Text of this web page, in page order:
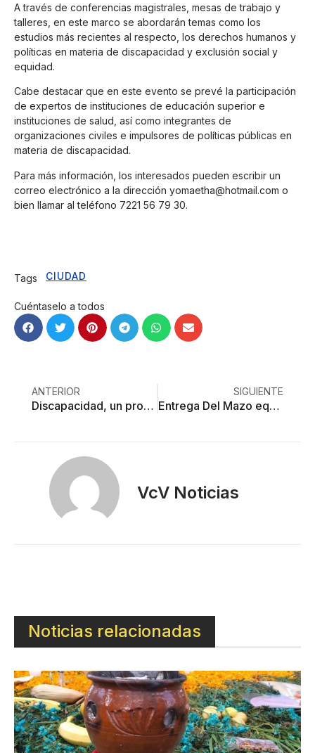
A través de conferencias magistrales, mesas de trabajo y
talleres, en este marco se abordarán temas como los
estudios más recientes al respecto, los derechos humanos y
políticas en materia de discapacidad y exclusión social y
equidad.
Cabe destacar que en este evento se prevé la participación
de expertos de instituciones de educación superior e
instituciones de salud, así como integrantes de
organizaciones civiles e impulsores de políticas públicas en
materia de discapacidad.
Para más información, los interesados pueden escribir un
correo electrónico a la dirección yomaetha@hotmail.com o
bien llamar al teléfono 7221 56 79 30.
Tags CIUDAD
Cuéntaselo a todos
ANTERIOR
Discapacidad, un problema sin solución en Edoméx
SIGUIENTE
Entrega Del Mazo equipos para detectar cáncer de mama
VcV Noticias
Noticias relacionadas